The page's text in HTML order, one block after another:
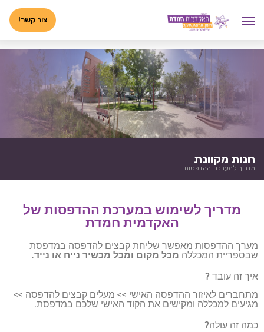
צור קשר!
חנות מקוונת
מדריך למערכת ההדפסות
מדריך לשימוש במערכת ההדפסות של
האקדמית חמדת
מערך ההדפסות מאפשר שליחת קבצים להדפסה במדפסת
שבספריית המכללה מכל מקום ומכל מכשיר נייח או נייד.
איך זה עובד ?
מתחברים לאיזור ההדפסה האישי >> מעלים קבצים להדפסה >>
מגיעים למכללה ומקישים את הקוד האישי שלכם במדפסת.
כמה זה עולה?